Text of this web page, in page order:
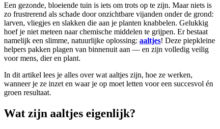
Een gezonde, bloeiende tuin is iets om trots op te zijn. Maar niets is
zo frustrerend als schade door onzichtbare vijanden onder de grond:
larven, vliegjes en slakken die aan je planten knabbelen. Gelukkig
hoef je niet meteen naar chemische middelen te grijpen. Er bestaat
namelijk een slimme, natuurlijke oplossing: aaltjes! Deze piepkleine
helpers pakken plagen van binnenuit aan — en zijn volledig veilig
voor mens, dier en plant.
In dit artikel lees je alles over wat aaltjes zijn, hoe ze werken,
wanneer je ze inzet en waar je op moet letten voor een succesvol én
groen resultaat.
Wat zijn aaltjes eigenlijk?